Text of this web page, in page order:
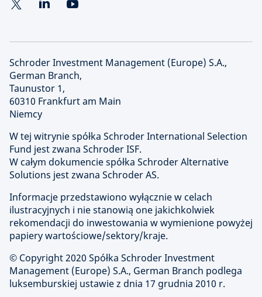
Schroder Investment Management (Europe) S.A.,
German Branch,
Taunustor 1,
60310 Frankfurt am Main
Niemcy
W tej witrynie spółka Schroder International Selection
Fund jest zwana Schroder ISF.
W całym dokumencie spółka Schroder Alternative
Solutions jest zwana Schroder AS.
Informacje przedstawiono wyłącznie w celach
ilustracyjnych i nie stanowią one jakichkolwiek
rekomendacji do inwestowania w wymienione powyżej
papiery wartościowe/sektory/kraje.
© Copyright2020 Spółka Schroder Investment
Management (Europe) S.A., German Branch podlega
luksemburskiej ustawie z dnia 17 grudnia 2010 r.